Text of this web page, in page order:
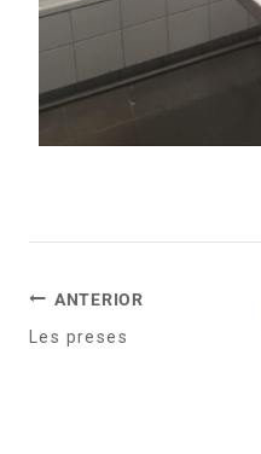
ANTERIOR
Les preses